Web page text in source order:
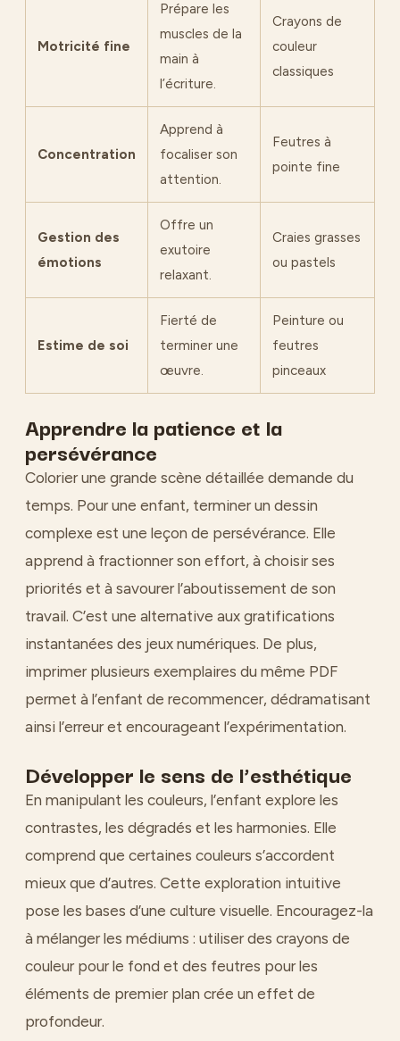
Motricité fine
Prépare les
muscles de la
main à
l’écriture.
Crayons de
couleur
classiques
Concentration
Apprend à
focaliser son
attention.
Feutres à
pointe fine
Gestion des
émotions
Offre un
exutoire
relaxant.
Craies grasses
ou pastels
Estime de soi
Fierté de
terminer une
œuvre.
Peinture ou
feutres
pinceaux
Apprendre la patience et la
persévérance
Colorier une grande scène détaillée demande du
temps. Pour une enfant, terminer un dessin
complexe est une leçon de persévérance. Elle
apprend à fractionner son effort, à choisir ses
priorités et à savourer l’aboutissement de son
travail. C’est une alternative aux gratifications
instantanées des jeux numériques. De plus,
imprimer plusieurs exemplaires du même PDF
permet à l’enfant de recommencer, dédramatisant
ainsi l’erreur et encourageant l’expérimentation.
Développer le sens de l’esthétique
En manipulant les couleurs, l’enfant explore les
contrastes, les dégradés et les harmonies. Elle
comprend que certaines couleurs s’accordent
mieux que d’autres. Cette exploration intuitive
pose les bases d’une culture visuelle. Encouragez-la
à mélanger les médiums : utiliser des crayons de
couleur pour le fond et des feutres pour les
éléments de premier plan crée un effet de
profondeur.